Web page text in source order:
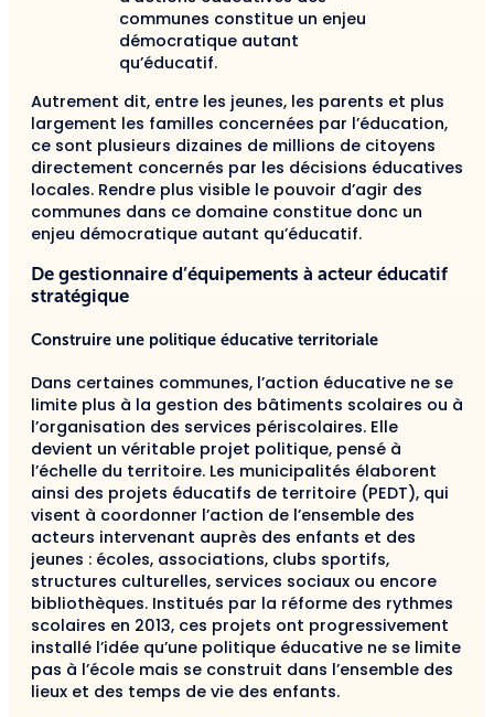
communes constitue un enjeu
démocratique autant
qu’éducatif.
Autrement dit, entre les jeunes, les parents et plus
largement les familles concernées par l’éducation,
ce sont plusieurs dizaines de millions de citoyens
directement concernés par les décisions éducatives
locales. Rendre plus visible le pouvoir d’agir des
communes dans ce domaine constitue donc un
enjeu démocratique autant qu’éducatif.
De gestionnaire d’équipements à acteur éducatif
stratégique
Construire une politique éducative territoriale
Dans certaines communes, l’action éducative ne se
limite plus à la gestion des bâtiments scolaires ou à
l’organisation des services périscolaires. Elle
devient un véritable projet politique, pensé à
l’échelle du territoire. Les municipalités élaborent
ainsi des projets éducatifs de territoire (PEDT), qui
visent à coordonner l’action de l’ensemble des
acteurs intervenant auprès des enfants et des
jeunes : écoles, associations, clubs sportifs,
structures culturelles, services sociaux ou encore
bibliothèques. Institués par la réforme des rythmes
scolaires en 2013, ces projets ont progressivement
installé l’idée qu’une politique éducative ne se limite
pas à l’école mais se construit dans l’ensemble des
lieux et des temps de vie des enfants.